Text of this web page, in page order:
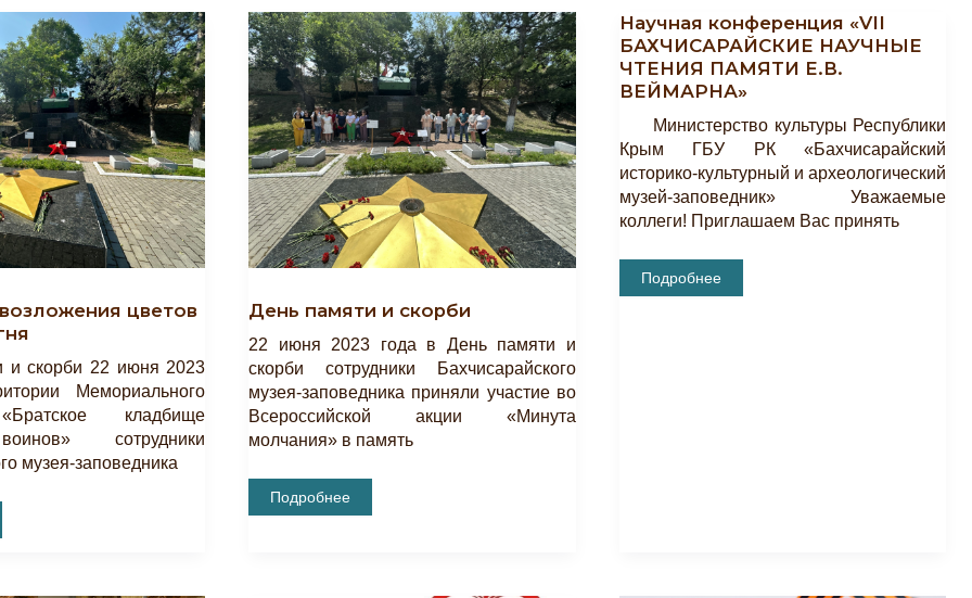
И
Скорби
цветов
и скорби 22 июня 2023
Мемориального
кладбище
сотрудники
музея-заповедника
День памяти и скорби
22 июня 2023 года в День памяти и
скорби сотрудники Бахчисарайского
музея-заповедника приняли участие во
Всероссийской акции «Минута
молчания» в память
День
Памяти
Подробнее
Научная конференция «VII
БАХЧИСАРАЙСКИЕ НАУЧНЫЕ
ЧТЕНИЯ ПАМЯТИ Е.В.
ВЕЙМАРНА»
Министерство культуры Республики
Крым ГБУ РК «Бахчисарайский
историко-культурный и археологический
музей-заповедник» Уважаемые
коллеги! Приглашаем Вас принять
Научная
Конференция
Подробнее